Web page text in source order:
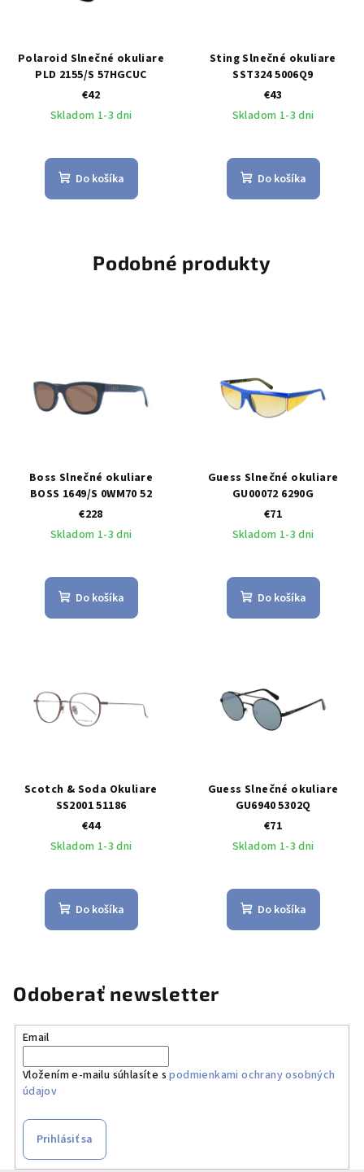
Polaroid Slnečné okuliare
PLD 2155/S 57HGCUC
€42
Skladom 1-3 dni
Do košíka
Sting Slnečné okuliare
SST324 5006Q9
€43
Skladom 1-3 dni
Do košíka
Podobné produkty
Boss Slnečné okuliare
BOSS 1649/S 0WM70 52
€228
Skladom 1-3 dni
Do košíka
Guess Slnečné okuliare
GU00072 6290G
€71
Skladom 1-3 dni
Do košíka
Scotch & Soda Okuliare
SS2001 51186
€44
Skladom 1-3 dni
Do košíka
Guess Slnečné okuliare
GU6940 5302Q
€71
Skladom 1-3 dni
Do košíka
Odoberať newsletter
Email
Vložením e-mailu súhlasíte spodmienkami ochrany osobných
údajov
Prihlásiť sa